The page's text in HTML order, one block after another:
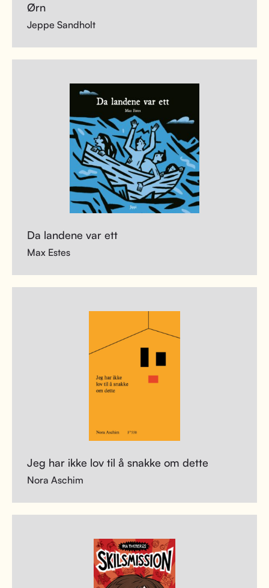
Ørn
Jeppe Sandholt
Da landene var ett
Max Estes
Jeg har ikke lov til å snakke om dette
Nora Aschim